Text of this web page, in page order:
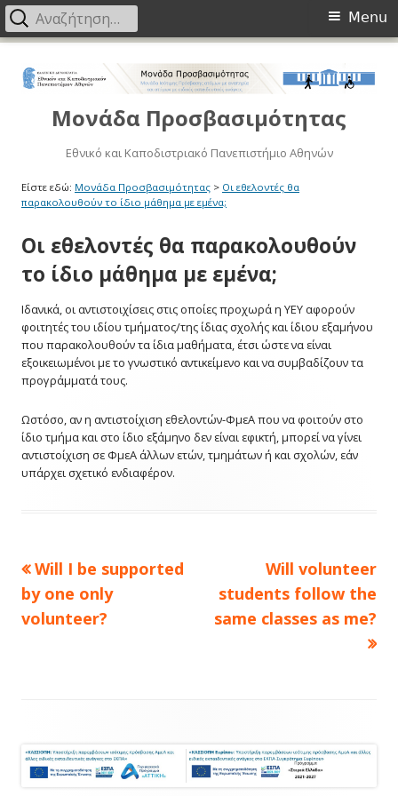
περιεχόμενο
Μονάδα Προσβασιμότητας
Εθνικό και Καποδιστριακό Πανεπιστήμιο Αθηνών
Primary
Menu
Menu
Αναζήτηση
Είστε εδώ: Μονάδα Προσβασιμότητας > Οι εθελοντές θα
παρακολουθούν το ίδιο μάθημα με εμένα;
Οι εθελοντές θα παρακολουθούν
το ίδιο μάθημα με εμένα;
Ιδανικά, οι αντιστοιχίσεις στις οποίες προχωρά η ΥΕΥ αφορούν
φοιτητές του ιδίου τμήματος/της ίδιας σχολής και ίδιου εξαμήνου
που παρακολουθούν τα ίδια μαθήματα, έτσι ώστε να είναι
εξοικειωμένοι με το γνωστικό αντικείμενο και να συμβαδίζουν τα
προγράμματά τους.
Ωστόσο, αν η αντιστοίχιση εθελοντών-ΦμεΑ που να φοιτούν στο
ίδιο τμήμα και στο ίδιο εξάμηνο δεν είναι εφικτή, μπορεί να γίνει
αντιστοίχιση σε ΦμεΑ άλλων ετών, τμημάτων ή και σχολών, εάν
υπάρχει σχετικό ενδιαφέρον.
Πλοήγηση
άρθρων
Previous
article:
Will I be supported
by one only
volunteer?
Next
article:
Will volunteer
students follow the
same classes as me?